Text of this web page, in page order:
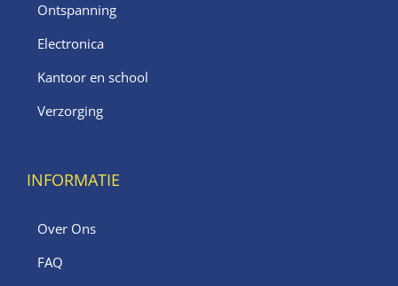
Ontspanning
Electronica
Kantoor en school
Verzorging
INFORMATIE
Over Ons
FAQ